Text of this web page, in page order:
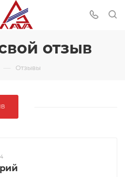
отзыв
— Отзывы